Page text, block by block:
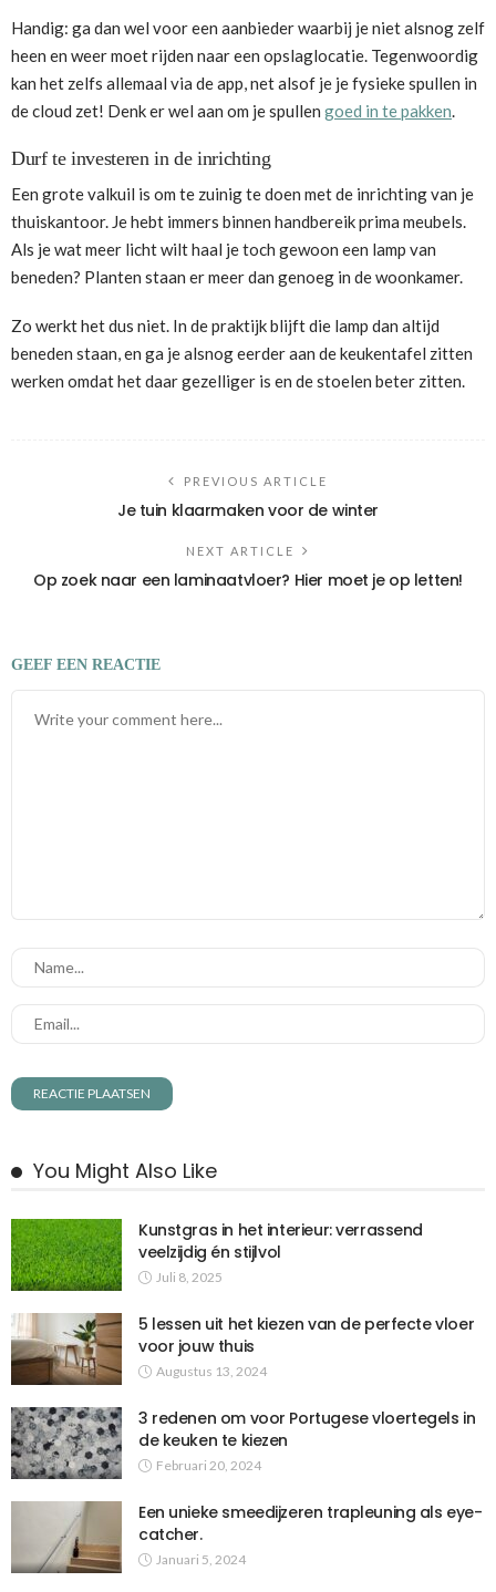
Handig: ga dan wel voor een aanbieder waarbij je niet alsnog zelf
heen en weer moet rijden naar een opslaglocatie. Tegenwoordig
kan het zelfs allemaal via de app, net alsof je je fysieke spullen in
de cloud zet! Denk er wel aan om je spullen goed in te pakken.
Durf te investeren in de inrichting
Een grote valkuil is om te zuinig te doen met de inrichting van je
thuiskantoor. Je hebt immers binnen handbereik prima meubels.
Als je wat meer licht wilt haal je toch gewoon een lamp van
beneden? Planten staan er meer dan genoeg in de woonkamer.
Zo werkt het dus niet. In de praktijk blijft die lamp dan altijd
beneden staan, en ga je alsnog eerder aan de keukentafel zitten
werken omdat het daar gezelliger is en de stoelen beter zitten.
PREVIOUS ARTICLE
Je tuin klaarmaken voor de winter
NEXT ARTICLE
Op zoek naar een laminaatvloer? Hier moet je op letten!
GEEF EEN REACTIE
You Might Also Like
Kunstgras in het interieur: verrassend
veelzijdig én stijlvol
Juli 8, 2025
5 lessen uit het kiezen van de perfecte vloer
voor jouw thuis
Augustus 13, 2024
3 redenen om voor Portugese vloertegels in
de keuken te kiezen
Februari 20, 2024
Een unieke smeedijzeren trapleuning als eye-
catcher.
Januari 5, 2024